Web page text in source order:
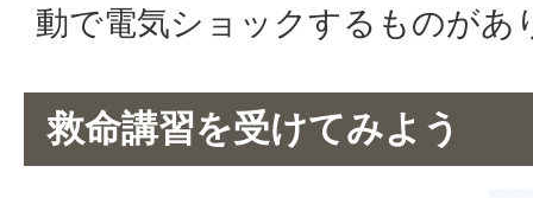
動で電気ショックするものがあ
救命講習を受けてみよう